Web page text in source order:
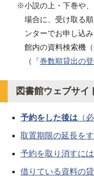
※小説の上・下巻や
場合に、受け取る
ンターでお申し込
館内の資料検索機
（「巻数順貸出の
図書館ウェブサイ
予約をした後は （
取置期限の延長を
予約を取り消すには
借りている資料の